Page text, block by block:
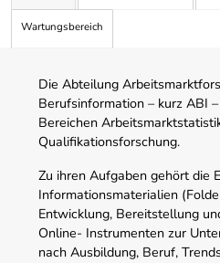
Wartungsbereich
Die Abteilung
Berufsinformation – kurz ABI
Bereichen
Qualifikationsforschung.
Zu ihren Aufgaben gehört die
Informationsmaterialien
Entwicklung, Bereitstellung
Online- Instrumenten zur
nach Ausbildung, Beruf,